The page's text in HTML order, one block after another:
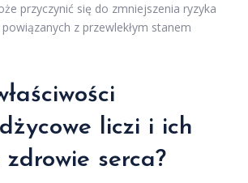
przyczynić się do zmniejszenia ryzyka
z przewlekłym stanem
liczi i ich
zdrowie serca?